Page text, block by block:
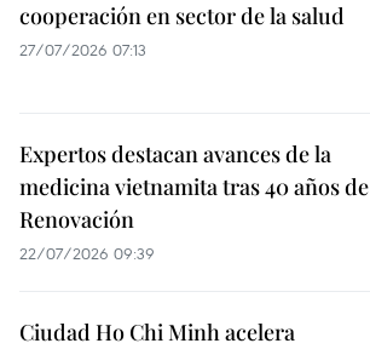
cooperación en sector de la salud
27/07/2026 07:13
Expertos destacan avances de la
medicina vietnamita tras 40 años de
Renovación
22/07/2026 09:39
Ciudad Ho Chi Minh acelera